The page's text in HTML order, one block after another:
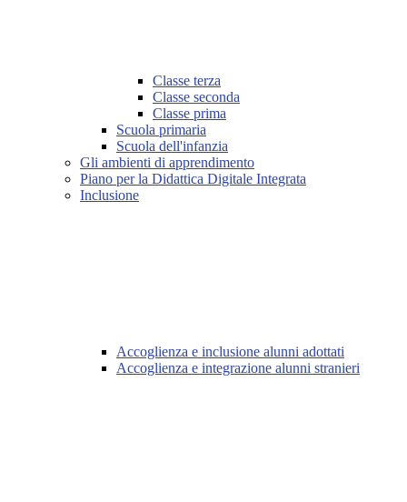
Classe terza
Classe seconda
Classe prima
Scuola primaria
Scuola dell'infanzia
Gli ambienti di apprendimento
Piano per la Didattica Digitale Integrata
Inclusione
Accoglienza e inclusione alunni adottati
Accoglienza e integrazione alunni stranieri